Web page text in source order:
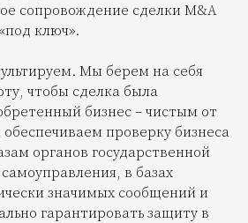
сопровождение сделки M&A
ключ».
Мы берем на себя
чтобы сделка была
бизнес – чистым от
проверку бизнеса
органов государственной
в базах
значимых сообщений и
гарантировать защиту в